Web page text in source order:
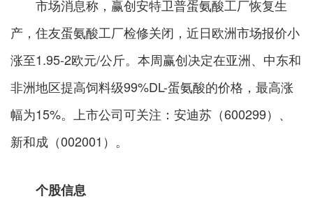
市场消息称，赢创安特卫普蛋氨酸工厂恢复生
产，住友蛋氨酸工厂检修关闭，近日欧洲市场报价小
涨至1.95-2欧元/公斤。本周赢创决定在亚洲、中东和
非洲地区提高饲料级99%DL-蛋氨酸的价格，最高涨
幅为15%。上市公司可关注：安迪苏（600299）、
新和成（002001）。
个股信息